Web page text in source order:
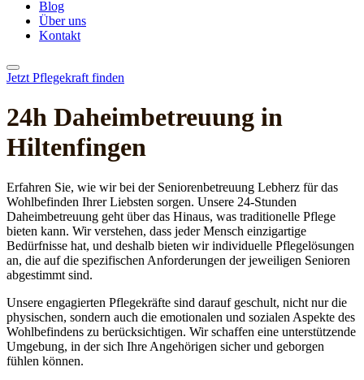
Blog
Über uns
Kontakt
Jetzt Pflegekraft finden
24h Daheim­betreuung in
Hiltenfingen
Erfahren Sie, wie wir bei der Seniorenbetreuung Lebherz für das
Wohlbefinden Ihrer Liebsten sorgen. Unsere 24-Stunden
Daheimbetreuung geht über das Hinaus, was traditionelle Pflege
bieten kann. Wir verstehen, dass jeder Mensch einzigartige
Bedürfnisse hat, und deshalb bieten wir individuelle Pflegelösungen
an, die auf die spezifischen Anforderungen der jeweiligen Senioren
abgestimmt sind.
Unsere engagierten Pflegekräfte sind darauf geschult, nicht nur die
physischen, sondern auch die emotionalen und sozialen Aspekte des
Wohlbefindens zu berücksichtigen. Wir schaffen eine unterstützende
Umgebung, in der sich Ihre Angehörigen sicher und geborgen
fühlen können.